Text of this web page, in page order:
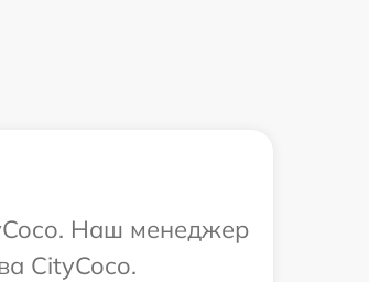
Наш менеджер
CityCoco.